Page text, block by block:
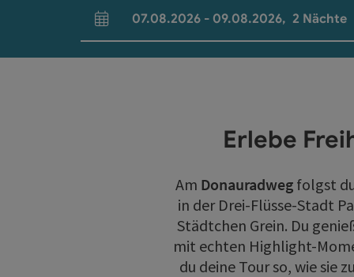
An- und Abreisefelder
07.08.2026 - 09.08.2026, 2 Nächte
Erlebe
Am Donauradwegfolgst
in der Drei-Flüsse-Stadt
Städtchen Grein. Du
mit echten Highlight-
du deine Tour so, wie sie